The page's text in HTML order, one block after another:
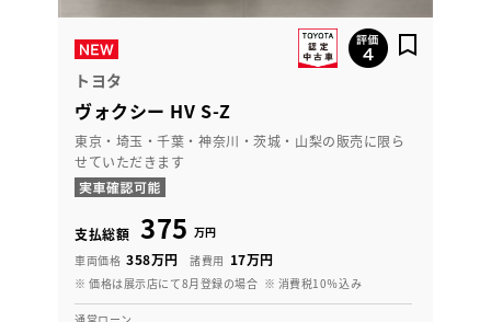
トヨタ
ヴォクシー HV S-Z
東京・埼玉・千葉・神奈川・茨城・山梨の販売に限ら
せていただきます
支払総額 375 万円
車両価格 358万円 諸費用 17万円
※ 価格は展示店にて8月登録の場合 ※ 消費税10％込み